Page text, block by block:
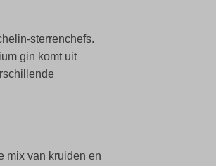
sterrenchefs.
gin komt uit
mix van kruiden en